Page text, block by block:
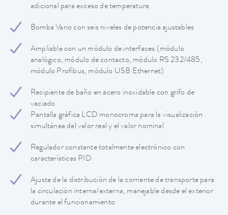
adicional para exceso de temperatura
Bomba Vario con seis niveles de potencia ajustables
Ampliable con un módulo de interfaces (módulo
analógico, módulo de contacto, módulo RS 232/485,
módulo Profibus, módulo USB Ethernet)
Recipiente de baño en acero inoxidable con grifo de
vaciado
Pantalla gráfica LCD monocroma para la visualización
simultánea del valor real y el valor nominal
Regulador constante totalmente electrónico con
características PID
Ajuste de la distribución de la corriente de transporte para
la circulación interna/externa, manejable desde el exterior
durante el funcionamiento